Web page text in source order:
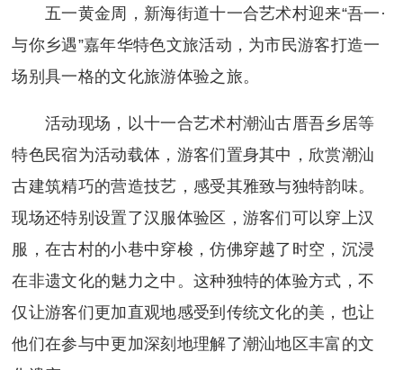
五一黄金周，新海街道十一合艺术村迎来“吾一·
与你乡遇”嘉年华特色文旅活动，为市民游客打造一
场别具一格的文化旅游体验之旅。
活动现场，以十一合艺术村潮汕古厝吾乡居等
特色民宿为活动载体，游客们置身其中，欣赏潮汕
古建筑精巧的营造技艺，感受其雅致与独特韵味。
现场还特别设置了汉服体验区，游客们可以穿上汉
服，在古村的小巷中穿梭，仿佛穿越了时空，沉浸
在非遗文化的魅力之中。这种独特的体验方式，不
仅让游客们更加直观地感受到传统文化的美，也让
他们在参与中更加深刻地理解了潮汕地区丰富的文